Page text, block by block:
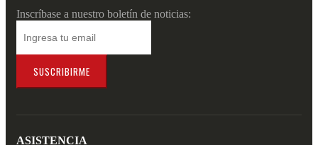
Inscríbase a nuestro boletín de noticias:
SUSCRIBIRME
ASISTENCIA